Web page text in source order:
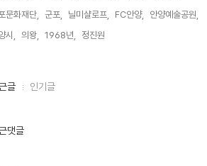
문화재단,
군포, 닐미샬로프, FC안양,
안양예술공원,
시,
의왕, 1968년, 정진원,
글 인기글
댓글